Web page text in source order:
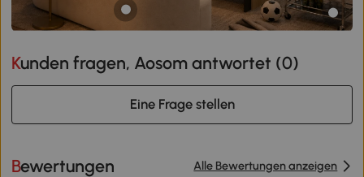
Kunden fragen, Aosom antwortet (0)
Eine Frage stellen
Bewertungen Alle Bewertungen anzeigen